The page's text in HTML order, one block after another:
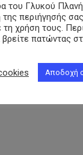
του Γλυκού
της περιήγησής
χρήση τους.
βρείτε πατώντας
Αποδοχή